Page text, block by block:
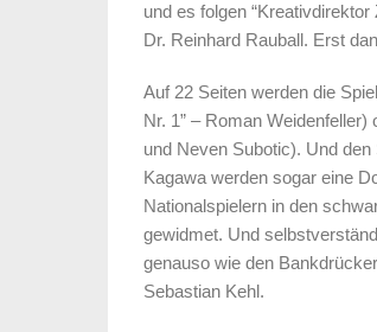
und es folgen “Kreativdirektor
Dr. Reinhard Rauball. Erst
Auf 22 Seiten werden die
Nr. 1” – Roman
und Neven Subotic). Und
Kagawa werden sogar eine
Nationalspielern in den
gewidmet. Und
genauso wie den
Sebastian Kehl.